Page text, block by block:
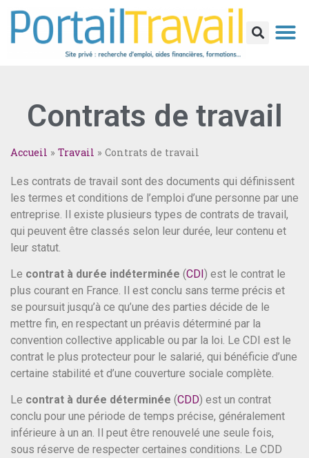
Contrats de travail
Accueil » Travail » Contrats de travail
Les contrats de travail sont des documents qui définissent
les termes et conditions de l’emploi d’une personne par une
entreprise. Il existe plusieurs types de contrats de travail,
qui peuvent être classés selon leur durée, leur contenu et
leur statut.
Le contrat à durée indéterminée (CDI) est le contrat le
plus courant en France. Il est conclu sans terme précis et
se poursuit jusqu’à ce qu’une des parties décide de le
mettre fin, en respectant un préavis déterminé par la
convention collective applicable ou par la loi. Le CDI est le
contrat le plus protecteur pour le salarié, qui bénéficie d’une
certaine stabilité et d’une couverture sociale complète.
Le contrat à durée déterminée (CDD) est un contrat
conclu pour une période de temps précise, généralement
inférieure à un an. Il peut être renouvelé une seule fois,
sous réserve de respecter certaines conditions. Le CDD